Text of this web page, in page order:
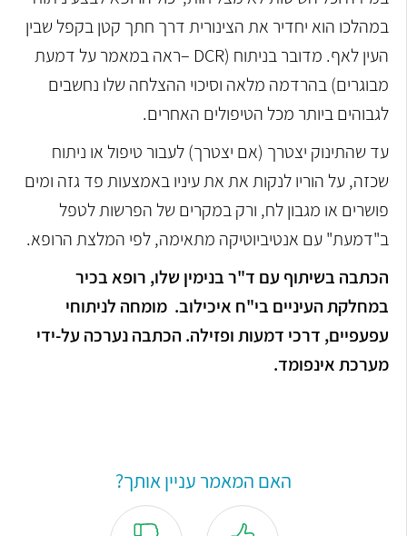
במהלכו הוא יחדיר את הצינורית דרך חתך קטן בקפל שבין
העין לאף. מדובר בניתוח (DCR –ראה במאמר על דמעת
מבוגרים) בהרדמה מלאה וסיכוי ההצלחה שלו נחשבים
לגבוהים ביותר מכל הטיפולים האחרים.
עד שהתינוק יצטרך (אם יצטרך) לעבור טיפול או ניתוח
שכזה, על הוריו לנקות את את עיניו באמצעות פד גזה ומים
פושרים או מגבון לח, ורק במקרים של הפרשות לטפל
ב"דמעת" עם אנטיביוטיקה מתאימה, לפי המלצת הרופא.
הכתבה בשיתוף עם ד"ר בנימין שלו, רופא בכיר
במחלקת העיניים בי"ח איכילוב. מומחה לניתוחי
עפעפיים, דרכי דמעות ופזילה. הכתבה נערכה על-ידי
מערכת אינפומד.
האם המאמר עניין אותך?